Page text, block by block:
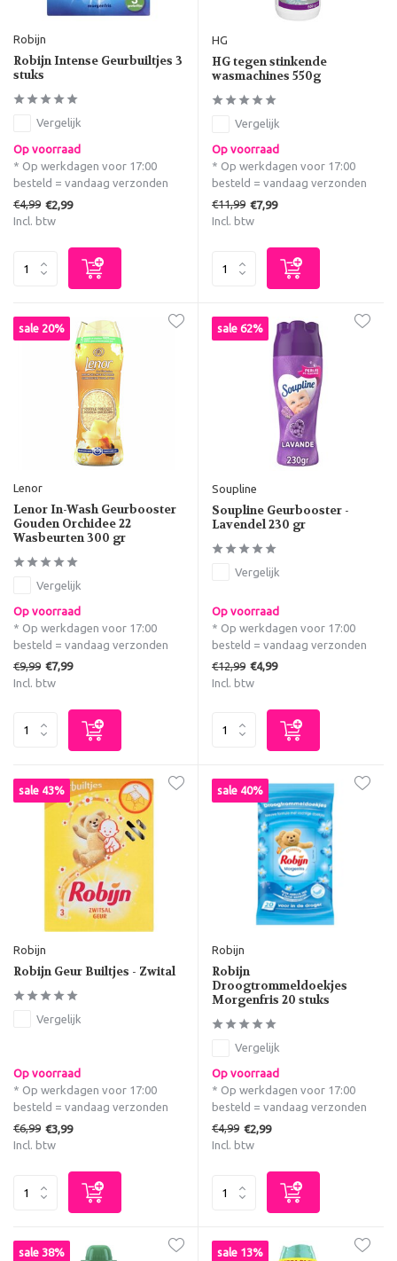
Robijn
Robijn Intense Geurbuiltjes 3
stuks
Vergelijk
Op voorraad
* Op werkdagen voor 17:00
besteld = vandaag verzonden
€4,99 €2,99
Incl. btw
HG
HG tegen stinkende
wasmachines 550g
Vergelijk
Op voorraad
* Op werkdagen voor 17:00
besteld = vandaag verzonden
€11,99 €7,99
Incl. btw
sale 20%
Lenor
Lenor In-Wash Geurbooster
Gouden Orchidee 22
Wasbeurten 300 gr
Vergelijk
Op voorraad
* Op werkdagen voor 17:00
besteld = vandaag verzonden
€9,99 €7,99
Incl. btw
sale 62%
Soupline
Soupline Geurbooster -
Lavendel 230 gr
Vergelijk
Op voorraad
* Op werkdagen voor 17:00
besteld = vandaag verzonden
€12,99 €4,99
Incl. btw
sale 43%
Robijn
Robijn Geur Builtjes - Zwital
Vergelijk
Op voorraad
* Op werkdagen voor 17:00
besteld = vandaag verzonden
€6,99 €3,99
Incl. btw
sale 40%
Robijn
Robijn
Droogtrommeldoekjes
Morgenfris 20 stuks
Vergelijk
Op voorraad
* Op werkdagen voor 17:00
besteld = vandaag verzonden
€4,99 €2,99
Incl. btw
sale 38% sale 13%